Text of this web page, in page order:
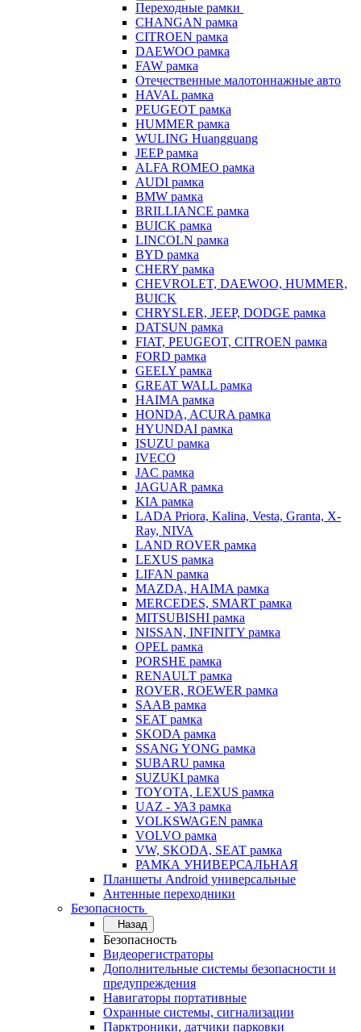
Переходные рамки
CHANGAN рамка
CITROEN рамка
DAEWOO рамка
FAW рамка
Отечественные малотоннажные авто
HAVAL рамка
PEUGEOT рамка
HUMMER рамка
WULING Huangguang
JEEP рамка
ALFA ROMEO рамка
AUDI рамка
BMW рамка
BRILLIANCE рамка
BUICK рамка
LINCOLN рамка
BYD рамка
CHERY рамка
CHEVROLET, DAEWOO, HUMMER,
BUICK
CHRYSLER, JEEP, DODGE рамка
DATSUN рамка
FIAT, PEUGEOT, CITROEN рамка
FORD рамка
GEELY рамка
GREAT WALL рамка
HAIMA рамка
HONDA, ACURA рамка
HYUNDAI рамка
ISUZU рамка
IVECO
JAC рамка
JAGUAR рамка
KIA рамка
LADA Priora, Kalina, Vesta, Granta, X-
Ray, NIVA
LAND ROVER рамка
LEXUS рамка
LIFAN рамка
MAZDA, HAIMA рамка
MERCEDES, SMART рамка
MITSUBISHI рамка
NISSAN, INFINITY рамка
OPEL рамка
PORSHE рамка
RENAULT рамка
ROVER, ROEWER рамка
SAAB рамка
SEAT рамка
SKODA рамка
SSANG YONG рамка
SUBARU рамка
SUZUKI рамка
TOYOTA, LEXUS рамка
UAZ - УАЗ рамка
VOLKSWAGEN рамка
VOLVO рамка
VW, SKODA, SEAT рамка
РАМКА УНИВЕРСАЛЬНАЯ
Планшеты Android универсальные
Антенные переходники
Безопасность
Назад
Безопасность
Видеорегистраторы
Дополнительные системы безопасности и
предупреждения
Навигаторы портативные
Охранные системы, сигнализации
Парктроники, датчики парковки